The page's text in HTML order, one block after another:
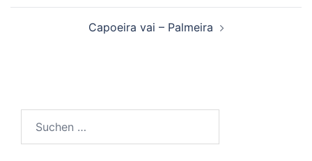
Capoeira vai – Palmeira
nach: